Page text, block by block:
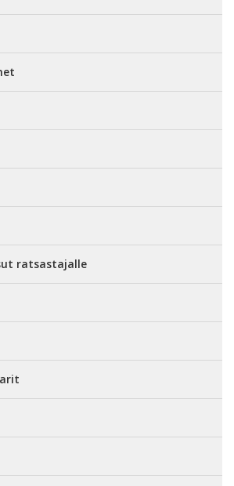
ratsastajalle